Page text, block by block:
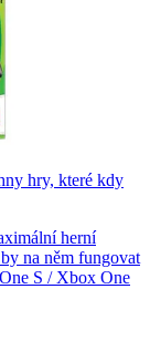
hry, které kdy
herní
na něm fungovat
S / Xbox One